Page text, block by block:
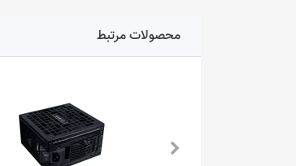
محصولات مرتبط